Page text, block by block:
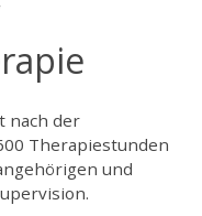
nach der
Therapiestunden
und